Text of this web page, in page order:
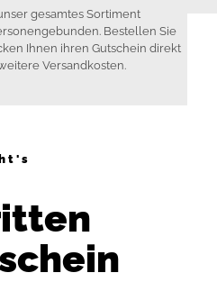
gesamtes Sortiment
Bestellen Sie
Ihnen ihren Gutschein direkt
Versandkosten.